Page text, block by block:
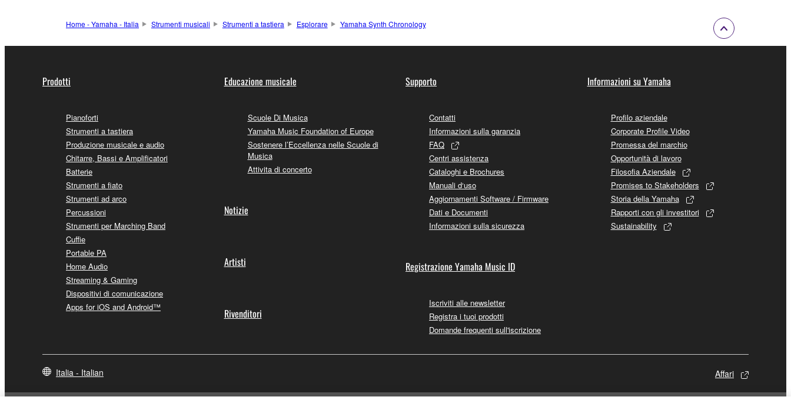
Home - Yamaha - Italia Strumenti musicali Strumenti a tastiera Esplorare Yamaha Synth Chronology
Prodotti
Pianoforti
Strumenti a tastiera
Produzione musicale e audio
Chitarre, Bassi e Amplificatori
Batterie
Strumenti a fiato
Strumenti ad arco
Percussioni
Strumenti per Marching Band
Cuffie
Portable PA
Home Audio
Streaming & Gaming
Dispositivi di comunicazione
Apps for iOS and Android™
Educazione musicale
Scuole Di Musica
Yamaha Music Foundation of Europe
Sostenere l’Eccellenza nelle Scuole di
Musica
Attivita di concerto
Notizie
Artisti
Rivenditori
Supporto
Contatti
Informazioni sulla garanzia
FAQ
Centri assistenza
Cataloghi e Brochures
Manuali d‘uso
Aggiornamenti Software / Firmware
Dati e Documenti
Informazioni sulla sicurezza
Registrazione Yamaha Music ID
Iscriviti alle newsletter
Registra i tuoi prodotti
Domande frequenti sull'iscrizione
Informazioni su Yamaha
Profilo aziendale
Corporate Profile Video
Promessa del marchio
Opportunità di lavoro
Filosofia Aziendale
Promises to Stakeholders
Storia della Yamaha
Rapporti con gli investitori
Sustainability
Italia - Italian Affari